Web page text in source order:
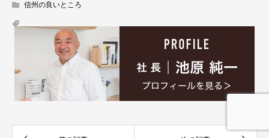
信州の良いところ
お電話